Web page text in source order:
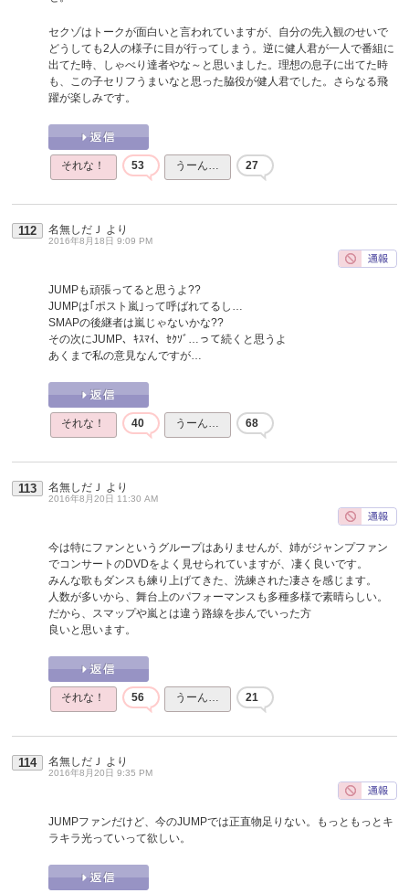
セクゾはトークが面白いと言われていますが、自分の先入観のせいで
どうしても2人の様子に目が行ってしまう。逆に健人君が一人で番組に
出てた時、しゃべり達者やな～と思いました。理想の息子に出てた時
も、この子セリフうまいなと思った脇役が健人君でした。さらなる飛
躍が楽しみです。
それな！ 53 うーん… 27
112 名無しだＪ より
2016年8月18日 9:09 PM
JUMPも頑張ってると思うよ??
JUMPは｢ポスト嵐｣って呼ばれてるし…
SMAPの後継者は嵐じゃないかな??
その次にJUMP、ｷｽﾏｲ、ｾｸｿﾞ…って続くと思うよ
あくまで私の意見なんですが…
それな！ 40 うーん… 68
113 名無しだＪ より
2016年8月20日 11:30 AM
今は特にファンというグループはありませんが、姉がジャンプファン
でコンサートのDVDをよく見せられていますが、凄く良いです。
みんな歌もダンスも練り上げてきた、洗練された凄さを感じます。
人数が多いから、舞台上のパフォーマンスも多種多様で素晴らしい。
だから、スマップや嵐とは違う路線を歩んでいった方
良いと思います。
それな！ 56 うーん… 21
114 名無しだＪ より
2016年8月20日 9:35 PM
JUMPファンだけど、今のJUMPでは正直物足りない。もっともっとキ
ラキラ光っていって欲しい。